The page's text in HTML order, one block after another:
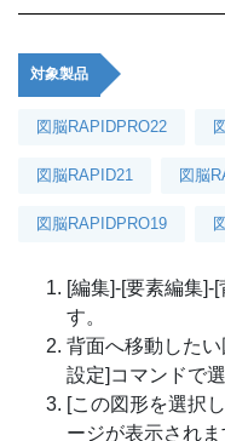
対象製品
図脳RAPIDPRO22
図脳RAPID21 図脳
図脳RAPIDPRO19
[編集]-[要素編集]-
す。
背面へ移動した
設定]コマンドで
[この図形を選択
ージが表示されま